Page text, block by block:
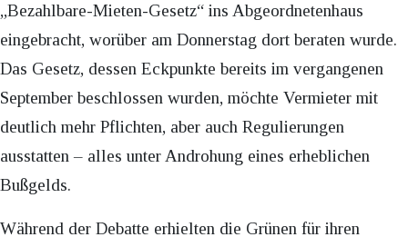
„Bezahlbare-Mieten-Gesetz“ ins Abgeordnetenhaus
eingebracht, worüber am Donnerstag dort beraten wurde.
Das Gesetz, dessen Eckpunkte bereits im vergangenen
September beschlossen wurden, möchte Vermieter mit
deutlich mehr Pflichten, aber auch Regulierungen
ausstatten – alles unter Androhung eines erheblichen
Bußgelds.
Während der Debatte erhielten die Grünen für ihren